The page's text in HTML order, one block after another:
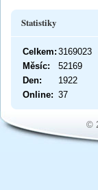
Statistiky
Online: 37
Celkem: 3169023
Měsíc:
52169
Den:
1922
©